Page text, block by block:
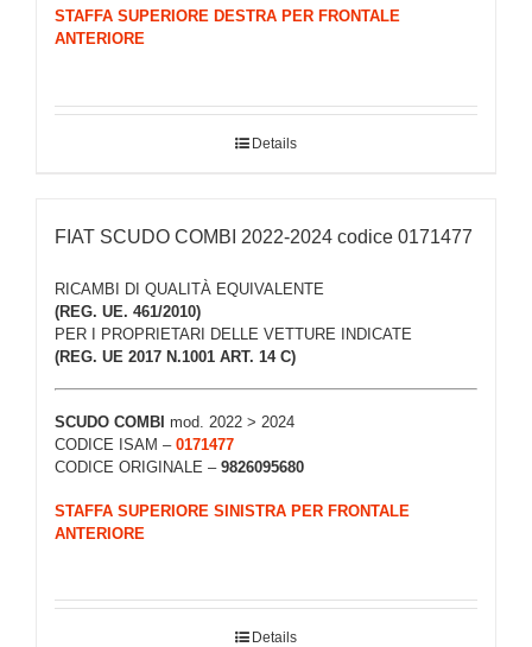
STAFFA SUPERIORE DESTRA PER FRONTALE
ANTERIORE
Details
FIAT SCUDO COMBI 2022-2024 codice 0171477
RICAMBI DI QUALITÀ EQUIVALENTE
(REG. UE. 461/2010)
PER I PROPRIETARI DELLE VETTURE INDICATE
(REG. UE 2017 N.1001 ART. 14 C)
SCUDO COMBI mod. 2022 > 2024
CODICE ISAM – 0171477
CODICE ORIGINALE – 9826095680
STAFFA SUPERIORE SINISTRA PER FRONTALE
ANTERIORE
Details